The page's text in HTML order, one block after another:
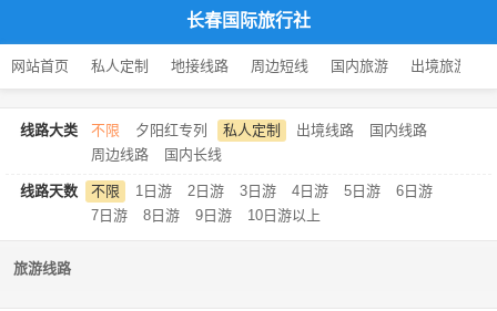
长春国际旅行社
网站首页 私人定制 地接线路 周边短线 国内旅游 出境旅游
线路大类 不限 夕阳红专列 私人定制 出境线路
国内线路
周边线路
国内长线
线路天数 不限 1日游 2日游 3日游 4日游 5日游
6日游
7日游
8日游 9日游 10日游以上
旅游线路